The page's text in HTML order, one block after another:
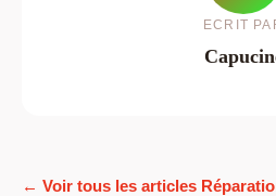
ECRIT
← Voir tous les articles